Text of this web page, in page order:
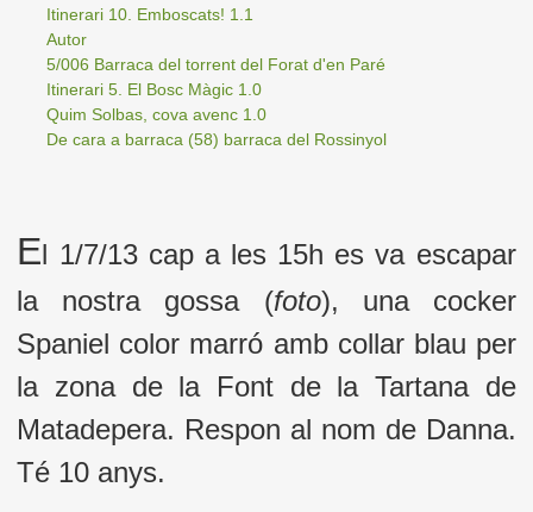
Itinerari 10. Emboscats! 1.1
Autor
5/006 Barraca del torrent del Forat d'en Paré
Itinerari 5. El Bosc Màgic 1.0
Quim Solbas, cova avenc 1.0
De cara a barraca (58) barraca del Rossinyol
El 1/7/13 cap a les 15h es va escapar
la nostra gossa (foto), una cocker
Spaniel color marró amb collar blau per
la zona de la Font de la Tartana de
Matadepera. Respon al nom de Danna.
Té 10 anys.